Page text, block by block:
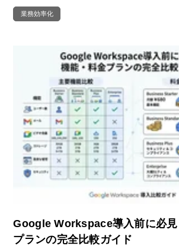
業務効率化
Google Workspace導入前に必見
プランの完全比較ガイド